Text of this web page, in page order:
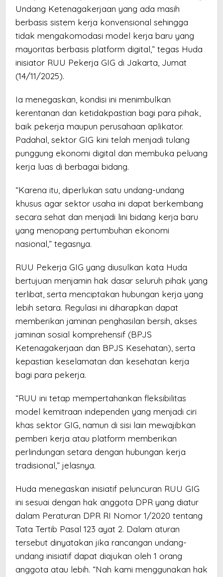
Undang Ketenagakerjaan yang ada masih
berbasis sistem kerja konvensional sehingga
tidak mengakomodasi model kerja baru yang
mayoritas berbasis platform digital,” tegas Huda
inisiator RUU Pekerja GIG di Jakarta, Jumat
(14/11/2025).
Ia menegaskan, kondisi ini menimbulkan
kerentanan dan ketidakpastian bagi para pihak,
baik pekerja maupun perusahaan aplikator.
Padahal, sektor GIG kini telah menjadi tulang
punggung ekonomi digital dan membuka peluang
kerja luas di berbagai bidang.
“Karena itu, diperlukan satu undang-undang
khusus agar sektor usaha ini dapat berkembang
secara sehat dan menjadi lini bidang kerja baru
yang menopang pertumbuhan ekonomi
nasional,” tegasnya.
RUU Pekerja GIG yang diusulkan kata Huda
bertujuan menjamin hak dasar seluruh pihak yang
terlibat, serta menciptakan hubungan kerja yang
lebih setara. Regulasi ini diharapkan dapat
memberikan jaminan penghasilan bersih, akses
jaminan sosial komprehensif (BPJS
Ketenagakerjaan dan BPJS Kesehatan), serta
kepastian keselamatan dan kesehatan kerja
bagi para pekerja.
“RUU ini tetap mempertahankan fleksibilitas
model kemitraan independen yang menjadi ciri
khas sektor GIG, namun di sisi lain mewajibkan
pemberi kerja atau platform memberikan
perlindungan setara dengan hubungan kerja
tradisional,” jelasnya.
Huda menegaskan inisiatif peluncuran RUU GIG
ini sesuai dengan hak anggota DPR yang diatur
dalam Peraturan DPR RI Nomor 1/2020 tentang
Tata Tertib Pasal 123 ayat 2. Dalam aturan
tersebut dinyatakan jika rancangan undang-
undang inisiatif dapat diajukan oleh 1 orang
anggota atau lebih. “Nah kami menggunakan hak